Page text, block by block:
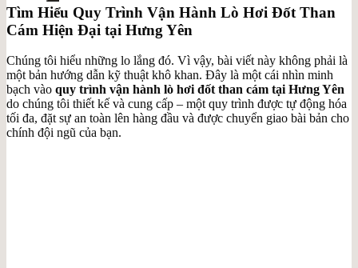
Tìm Hiểu Quy Trình Vận Hành Lò Hơi Đốt Than
Cám Hiện Đại tại Hưng Yên
Chúng tôi hiểu những lo lắng đó. Vì vậy, bài viết này không phải là
một bản hướng dẫn kỹ thuật khô khan. Đây là một cái nhìn minh
bạch vào quy trình vận hành lò hơi đốt than cám tại Hưng Yên
do chúng tôi thiết kế và cung cấp – một quy trình được tự động hóa
tối đa, đặt sự an toàn lên hàng đầu và được chuyển giao bài bản cho
chính đội ngũ của bạn.